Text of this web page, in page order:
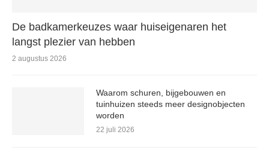
De badkamerkeuzes waar huiseigenaren het
langst plezier van hebben
2 augustus 2026
Waarom schuren, bijgebouwen en
tuinhuizen steeds meer designobjecten
worden
22 juli 2026